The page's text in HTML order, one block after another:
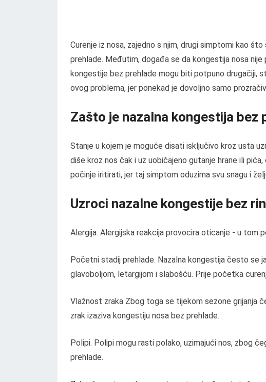
Curenje iz nosa, zajedno s njim, drugi simptomi kao
prehlade. Međutim, događa se da kongestija nosa
kongestije bez prehlade mogu biti potpuno drugačiji,
ovog problema, jer ponekad je dovoljno samo
Zašto je nazalna kongestija bez
Stanje u kojem je moguće disati isključivo kroz usta
diše kroz nos čak i uz uobičajeno gutanje hrane ili
počinje iritirati, jer taj simptom oduzima svu snagu i
Uzroci nazalne kongestije bez
Alergija. Alergijska reakcija provocira oticanje - u tom
Početni stadij prehlade. Nazalna kongestija često se
glavoboljom, letargijom i slabošću. Prije početka
Vlažnost zraka Zbog toga se tijekom sezone grijanja
zrak izaziva kongestiju nosa bez prehlade.
Polipi. Polipi mogu rasti polako, uzimajući nos, zbog
prehlade.